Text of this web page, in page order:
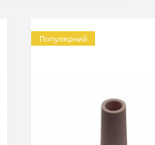
Популярний